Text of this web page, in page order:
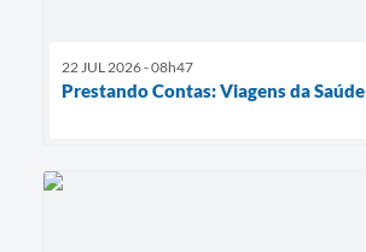
22 JUL 2026 - 08h47
Prestando Contas: Viagens da Saúde